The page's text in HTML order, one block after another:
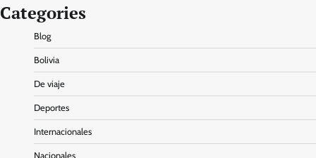
Categories
Blog
Bolivia
De viaje
Deportes
Internacionales
Nacionales